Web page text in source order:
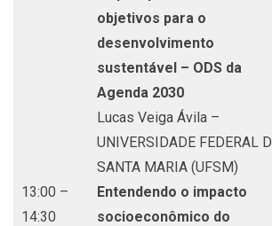
13:00 –
14:30
objetivos para o
desenvolvimento
sustentável – ODS da
Agenda 2030
Lucas Veiga Ávila –
UNIVERSIDADE FEDERAL
SANTA MARIA (UFSM)
Entendendo o impacto
socioeconômico do